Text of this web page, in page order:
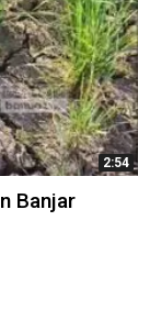
2:54
Banjar